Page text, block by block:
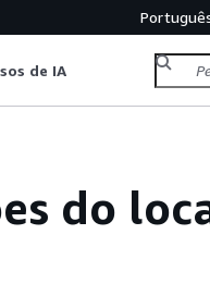
de IA
do